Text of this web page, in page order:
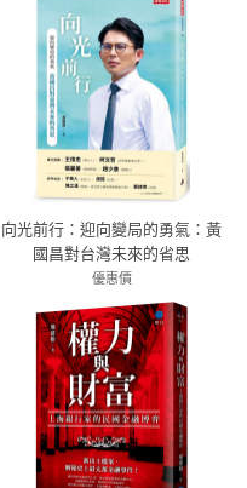
向光前行：迎向變局的勇氣：黃
國昌對台灣未來的省思
優惠價
79折 379元